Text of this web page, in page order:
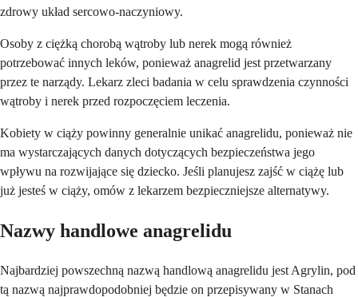
zdrowy układ sercowo-naczyniowy.
Osoby z ciężką chorobą wątroby lub nerek mogą również
potrzebować innych leków, ponieważ anagrelid jest przetwarzany
przez te narządy. Lekarz zleci badania w celu sprawdzenia czynności
wątroby i nerek przed rozpoczęciem leczenia.
Kobiety w ciąży powinny generalnie unikać anagrelidu, ponieważ nie
ma wystarczających danych dotyczących bezpieczeństwa jego
wpływu na rozwijające się dziecko. Jeśli planujesz zajść w ciążę lub
już jesteś w ciąży, omów z lekarzem bezpieczniejsze alternatywy.
Nazwy handlowe anagrelidu
Najbardziej powszechną nazwą handlową anagrelidu jest Agrylin, pod
tą nazwą najprawdopodobniej będzie on przepisywany w Stanach